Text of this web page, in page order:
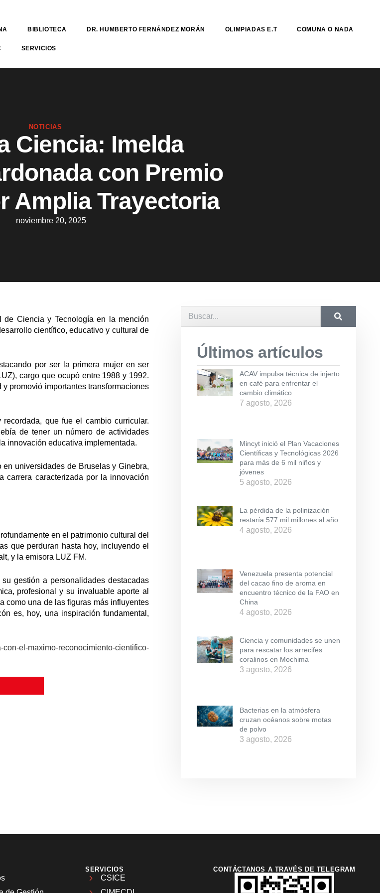
BIBLIOTECA DR. HUMBERTO FERNÁNDEZ MORÁN OLIMPIADAS E.T COMUNA O NADA
SERVICIOS
NOTICIAS
Ciencia: Imelda
con Premio
Amplia Trayectoria
noviembre 20, 2025
Ciencia y Tecnología en la mención
científico, educativo y cultural de
por ser la primera mujer en ser
cargo que ocupó entre 1988 y 1992.
promovió importantes transformaciones
que fue el cambio curricular.
de tener un número de actividades
innovación educativa implementada.
universidades de Bruselas y Ginebra,
carrera caracterizada por la innovación
en el patrimonio cultural del
que perduran hasta hoy, incluyendo el
y la emisora LUZ FM.
gestión a personalidades destacadas
profesional y su invaluable aporte al
como una de las figuras más influyentes
es, hoy, una inspiración fundamental,
el-maximo-reconocimiento-cientifico-
Últimos artículos
ACAV impulsa técnica de injerto
en café para enfrentar el
cambio climático
7 agosto, 2026
Mincyt inició el Plan Vacaciones
Científicas y Tecnológicas 2026
para más de 6 mil niños y
jóvenes
5 agosto, 2026
La pérdida de la polinización
restaría 577 mil millones al año
4 agosto, 2026
Venezuela presenta potencial
del cacao fino de aroma en
encuentro técnico de la FAO en
China
4 agosto, 2026
Ciencia y comunidades se unen
para rescatar los arrecifes
coralinos en Mochima
3 agosto, 2026
Bacterias en la atmósfera
cruzan océanos sobre motas
de polvo
3 agosto, 2026
SERVICIOS
CSICE
CONTÁCTANOS A TRAVÉS DE TELEGRAM